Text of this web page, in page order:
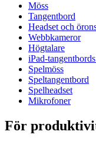
Möss
Tangentbord
Headset och
Webbkameror
Högtalare
iPad-
Spelmöss
Speltangentbord
Spelheadset
Mikrofoner
För